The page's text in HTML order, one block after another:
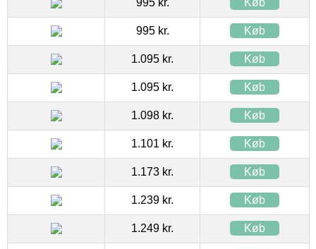
995 kr. Køb
1.095 kr. Køb
1.095 kr. Køb
1.098 kr. Køb
1.101 kr. Køb
1.173 kr. Køb
1.239 kr. Køb
1.249 kr. Køb